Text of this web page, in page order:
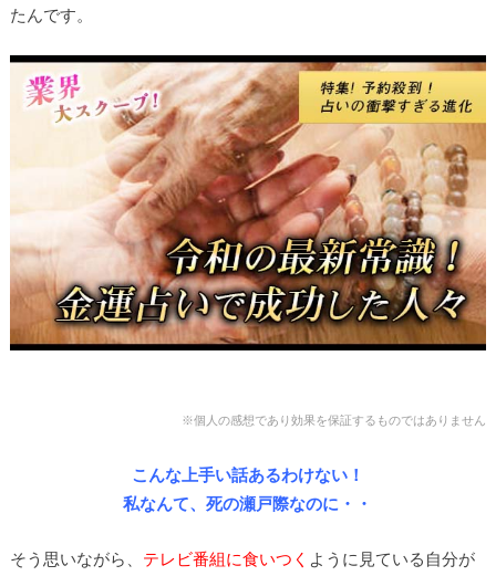
たんです。
※個人の感想であり効果を保証するものではありません
こんな上手い話あるわけない！
私なんて、死の瀬戸際なのに・・
そう思いながら、 テレビ番組に食いつく ように見ている自分が